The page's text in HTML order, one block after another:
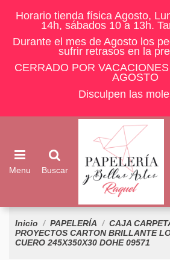
Horario tienda física Agosto,
14h, sábados 10 a 13h.
Durante el mes de Agosto los
sufrir retrasos en la
CERRADO POR
AGOSTO
Disculpen las
Menu Buscar
Inicio PAPELERÍA
CAJA
PROYECTOS CARTON BRILLANTE
CUERO 245X350X30 DOHE 09571